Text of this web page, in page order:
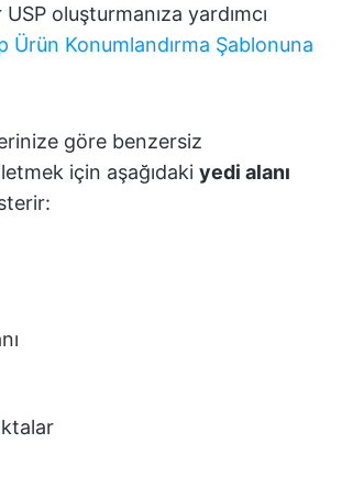
oluşturmanıza yardımcı
Ürün Konumlandırma Şablonuna
göre benzersiz
için aşağıdaki yedi alanı